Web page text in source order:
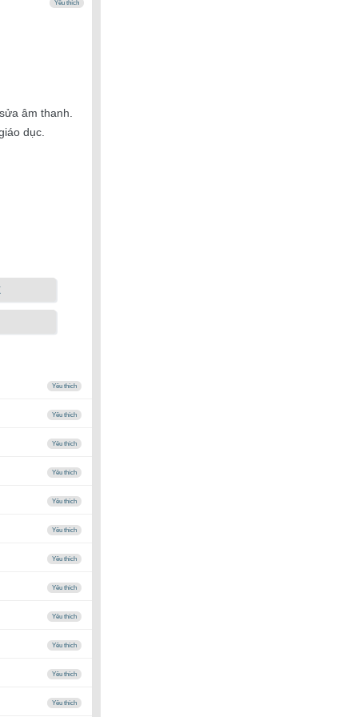
Yêu thích
âm thanh.
dục.
Yêu thích
Yêu thích
Yêu thích
Yêu thích
Yêu thích
Yêu thích
Yêu thích
Yêu thích
Yêu thích
Yêu thích
Yêu thích
Yêu thích